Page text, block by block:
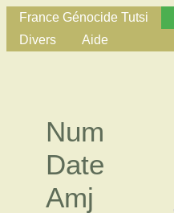
France Génocide Tutsi
Divers
Aide
Num
Date
Amj